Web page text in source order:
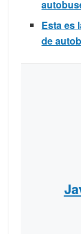
Esta es
de